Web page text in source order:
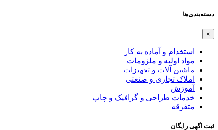
دسته‌بندی‌ها
×
استخدام و آماده به کار
مواد اولیه و ملزومات
ماشین آلات و تجهیزات
املاک تجاری و صنعتی
آموزش
خدمات طراحی و گرافیک و چاپ
متفرقه
ثبت اگهی رایگان